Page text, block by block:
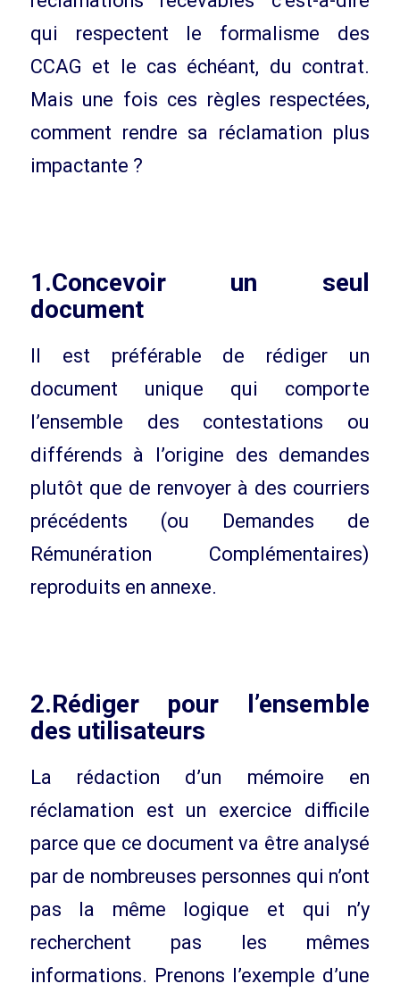
qui respectent le formalisme des
CCAG et le cas échéant, du contrat.
Mais une fois ces règles respectées,
comment rendre sa réclamation plus
impactante ?
1.Concevoir un seul
document
Il est préférable de rédiger un
document unique qui comporte
l’ensemble des contestations ou
différends à l’origine des demandes
plutôt que de renvoyer à des courriers
précédents (ou Demandes de
Rémunération Complémentaires)
reproduits en annexe.
2.Rédiger pour l’ensemble
des utilisateurs
La rédaction d’un mémoire en
réclamation est un exercice difficile
parce que ce document va être analysé
par de nombreuses personnes qui n’ont
pas la même logique et qui n’y
recherchent pas les mêmes
informations. Prenons l’exemple d’une